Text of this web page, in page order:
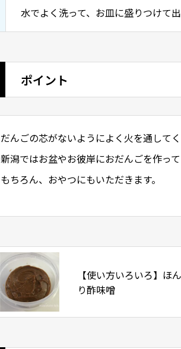
水でよく洗って、お皿に盛りつけて
ポイント
だんごの芯がないようによく火を通して
新潟ではお盆やお彼岸におだんごを作っ
もちろん、おやつにもいただきます。
【使い方いろいろ】ほ
り酢味噌